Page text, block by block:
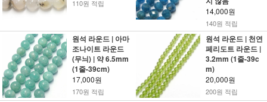
110원 적립
14,000원
140원 적립
원석 라운드 | 아마
조나이트 라운드
(무늬) | 약 6.5mm
(1줄-39cm)
17,000원
170원 적립
원석 라운드 | 천연
페리도트 라운드 |
3.2mm (1줄-39c
m)
20,000원
200원 적립